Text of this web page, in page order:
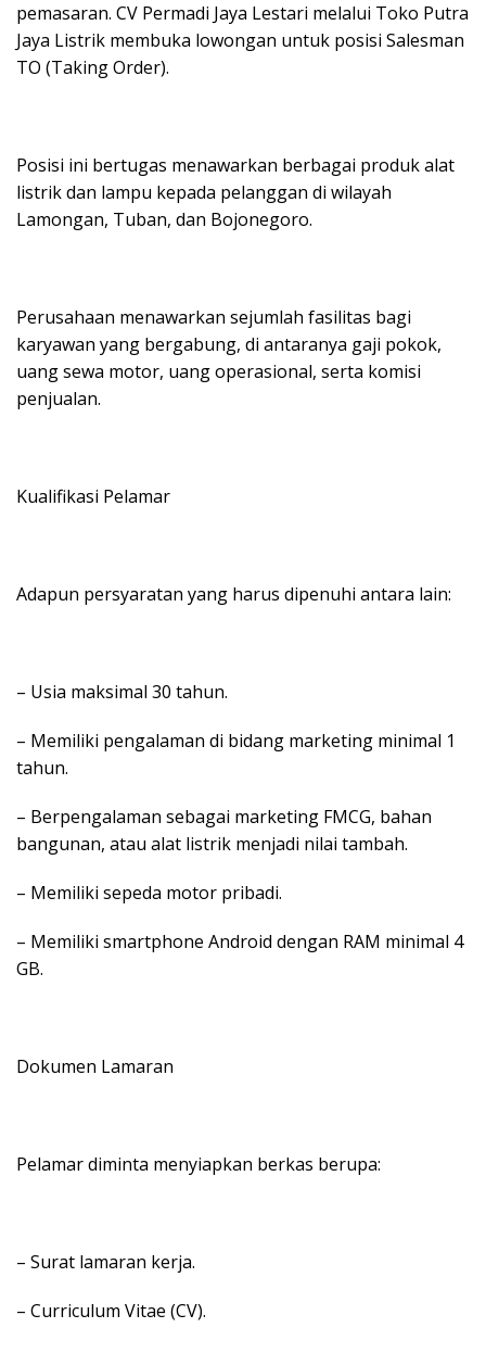
pemasaran. CV Permadi Jaya Lestari melalui Toko Putra
Jaya Listrik membuka lowongan untuk posisi Salesman
TO (Taking Order).
Posisi ini bertugas menawarkan berbagai produk alat
listrik dan lampu kepada pelanggan di wilayah
Lamongan, Tuban, dan Bojonegoro.
Perusahaan menawarkan sejumlah fasilitas bagi
karyawan yang bergabung, di antaranya gaji pokok,
uang sewa motor, uang operasional, serta komisi
penjualan.
Kualifikasi Pelamar
Adapun persyaratan yang harus dipenuhi antara lain:
– Usia maksimal 30 tahun.
– Memiliki pengalaman di bidang marketing minimal 1
tahun.
– Berpengalaman sebagai marketing FMCG, bahan
bangunan, atau alat listrik menjadi nilai tambah.
– Memiliki sepeda motor pribadi.
– Memiliki smartphone Android dengan RAM minimal 4
GB.
Dokumen Lamaran
Pelamar diminta menyiapkan berkas berupa:
– Surat lamaran kerja.
– Curriculum Vitae (CV).